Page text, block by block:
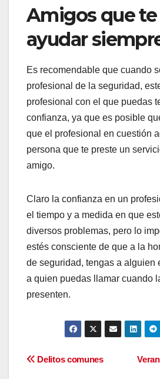
Amigos que
ayudar
Es recomendable que cuando
profesional de la seguridad,
profesional con el que puedas
confianza, ya que es posible
que el profesional en cuestión
persona que te preste un
amigo.
Claro la confianza en un
el tiempo y a medida en que
diversos problemas, pero lo
estés consciente de que a la
de seguridad, tengas a alguien
a quien puedas llamar cuando
presenten.
Navegación
Delitos comunes